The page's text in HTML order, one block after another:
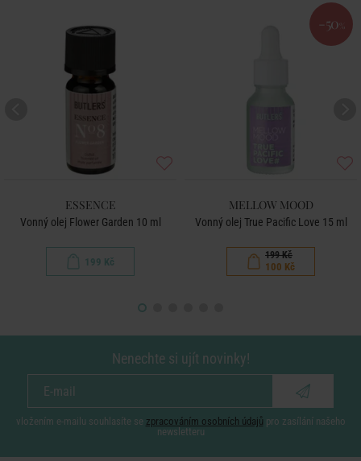
ESSENCE
Vonný olej Flower Garden 10 ml
199 Kč
-50 %
MELLOW MOOD
Vonný olej True Pacific Love 15 ml
199 Kč
100 Kč
Nenechte si ujít novinky!
vložením e-mailu souhlasíte se zpracováním osobních údajů pro zasílání našeho
newsletteru